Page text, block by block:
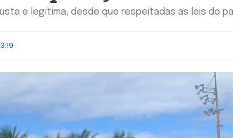
e legítima, desde que respeitadas as leis do